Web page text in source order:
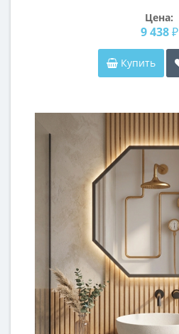
Цена:
9 438 ₽
Купить